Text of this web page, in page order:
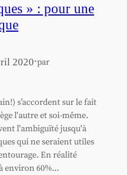
» : pour une
2020·par
s’accordent sur le fait
l'autre et soi-même.
l'ambiguïté jusqu'à
qui ne seraient utiles
En réalité
environ 60%...